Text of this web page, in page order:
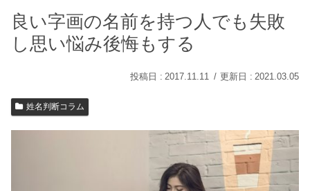
良い字画の名前を持つ人でも失敗
し思い悩み後悔もする
2017.11.11 2021.03.05
姓名判断コラム